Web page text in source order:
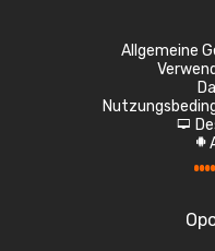
Allgemeine
d
A